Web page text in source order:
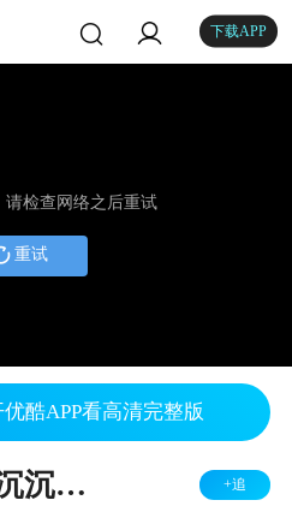
下载APP
请检查网络之后重试
重试
酷APP看高清完整版
香蜜沉沉烬如霜 TV版 +追